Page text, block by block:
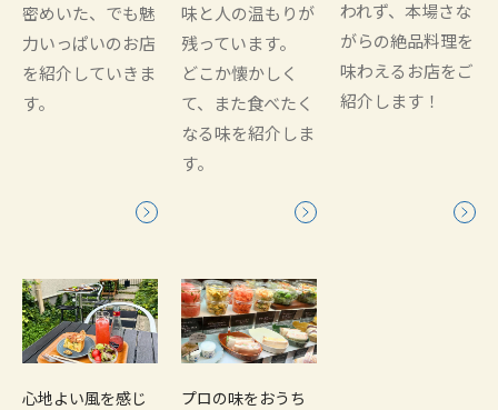
密めいた、でも魅
力いっぱいのお店
を紹介していきま
す。
味と人の温もりが
残っています。
どこか懐かしく
て、また食べたく
なる味を紹介しま
す。
われず、本場さな
がらの絶品料理を
味わえるお店をご
紹介します！
心地よい風を感じ
プロの味をおうち